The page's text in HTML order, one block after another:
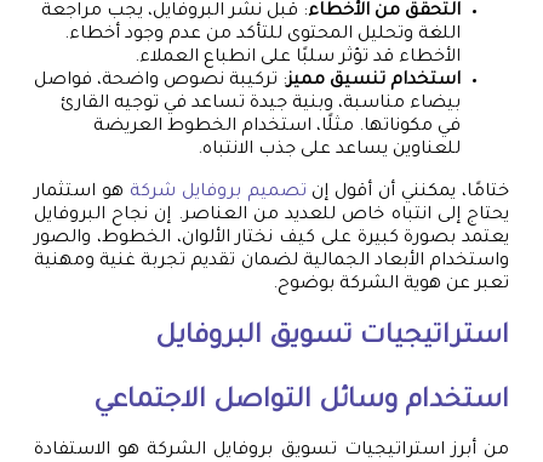
التحقق من الأخطاء: قبل نشر البروفايل، يجب مراجعة
اللغة وتحليل المحتوى للتأكد من عدم وجود أخطاء.
الأخطاء قد تؤثر سلبًا على انطباع العملاء.
استخدام تنسيق مميز: تركيبة نصوص واضحة، فواصل
بيضاء مناسبة، وبنية جيدة تساعد في توجيه القارئ
في مكوناتها. مثلًا، استخدام الخطوط العريضة
للعناوين يساعد على جذب الانتباه.
ختامًا، يمكنني أن أقول إن تصميم بروفايل شركة هو استثمار
يحتاج إلى انتباه خاص للعديد من العناصر. إن نجاح البروفايل
يعتمد بصورة كبيرة على كيف نختار الألوان، الخطوط، والصور
واستخدام الأبعاد الجمالية لضمان تقديم تجربة غنية ومهنية
تعبر عن هوية الشركة بوضوح.
استراتيجيات تسويق البروفايل
استخدام وسائل التواصل الاجتماعي
من أبرز استراتيجيات تسويق بروفايل الشركة هو الاستفادة